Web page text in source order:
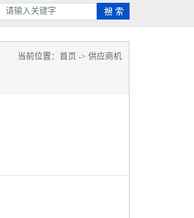
当前位置： 首页 -> 供应商机